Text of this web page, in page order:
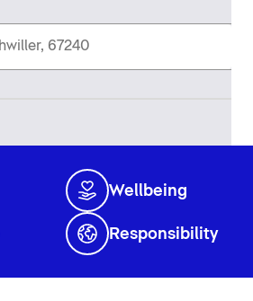
Wellbeing
Responsibility